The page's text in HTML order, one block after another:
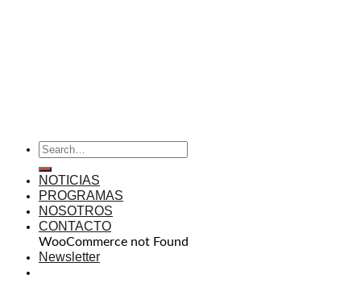
NOTICIAS
PROGRAMAS
NOSOTROS
CONTACTO
WooCommerce not Found
Newsletter